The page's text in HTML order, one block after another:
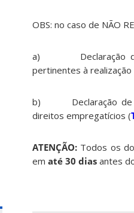
OBS: no caso de NÃO
a) Declaração de
pertinentes à
b) Declaração de
direitos empregatícios (
ATENÇÃO: Todos os
em até 30 dias antes